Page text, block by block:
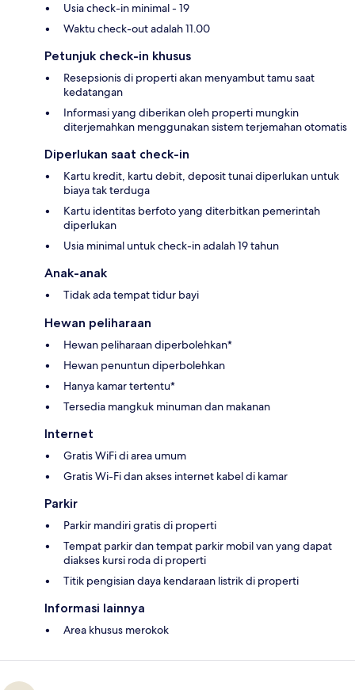
Usia check-in minimal - 19
Waktu check-out adalah 11.00
Petunjuk check-in khusus
Resepsionis di properti akan menyambut tamu saat
kedatangan
Informasi yang diberikan oleh properti mungkin
diterjemahkan menggunakan sistem terjemahan otomatis
Diperlukan saat check-in
Kartu kredit, kartu debit, deposit tunai diperlukan untuk
biaya tak terduga
Kartu identitas berfoto yang diterbitkan pemerintah
diperlukan
Usia minimal untuk check-in adalah 19 tahun
Anak-anak
Tidak ada tempat tidur bayi
Hewan peliharaan
Hewan peliharaan diperbolehkan*
Hewan penuntun diperbolehkan
Hanya kamar tertentu*
Tersedia mangkuk minuman dan makanan
Internet
Gratis WiFi di area umum
Gratis Wi-Fi dan akses internet kabel di kamar
Parkir
Parkir mandiri gratis di properti
Tempat parkir dan tempat parkir mobil van yang dapat
diakses kursi roda di properti
Titik pengisian daya kendaraan listrik di properti
Informasi lainnya
Area khusus merokok